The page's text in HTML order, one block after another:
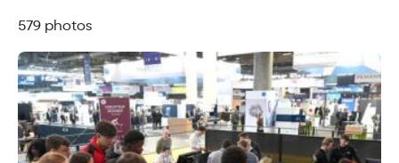
579 photos